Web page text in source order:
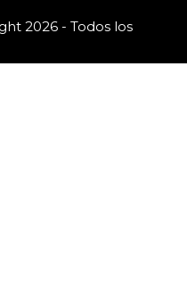
2026 - Todos los